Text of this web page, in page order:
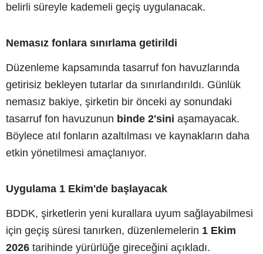
belirli süreyle kademeli geçiş uygulanacak.
Nemasız fonlara sınırlama getirildi
Düzenleme kapsamında tasarruf fon havuzlarında
getirisiz bekleyen tutarlar da sınırlandırıldı. Günlük
nemasız bakiye, şirketin bir önceki ay sonundaki
tasarruf fon havuzunun binde 2'sini aşamayacak.
Böylece atıl fonların azaltılması ve kaynakların daha
etkin yönetilmesi amaçlanıyor.
Uygulama 1 Ekim'de başlayacak
BDDK, şirketlerin yeni kurallara uyum sağlayabilmesi
için geçiş süresi tanırken, düzenlemelerin 1 Ekim
2026 tarihinde yürürlüğe gireceğini açıkladı.